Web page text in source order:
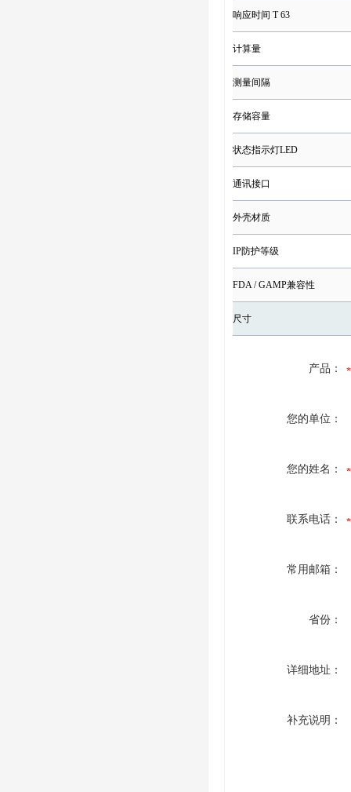
响应时间 T 63
计算量
测量间隔
存储容量
状态指示灯LED
通讯接口
外壳材质
IP防护等级
FDA / GAMP兼容性
尺寸
产品：
您的单位：
您的姓名：
联系电话：
常用邮箱：
省份：
详细地址：
补充说明：